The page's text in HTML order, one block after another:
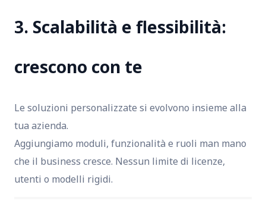
3. Scalabilità e flessibilità:
crescono con te
Le soluzioni personalizzate si evolvono insieme alla
tua azienda.
Aggiungiamo moduli, funzionalità e ruoli man mano
che il business cresce. Nessun limite di licenze,
utenti o modelli rigidi.